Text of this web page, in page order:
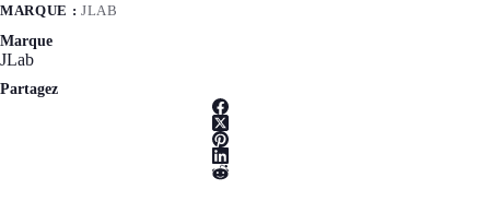
MARQUE : JLAB
Marque
JLab
Partagez